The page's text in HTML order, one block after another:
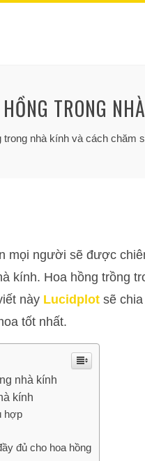
TRONG
trong nhà kính và cách chăm
mọi người sẽ được
kính. Hoa hồng trồng
này Lucidplot sẽ
tốt nhất.
nhà kính
kính
hợp
đủ cho hoa hồng